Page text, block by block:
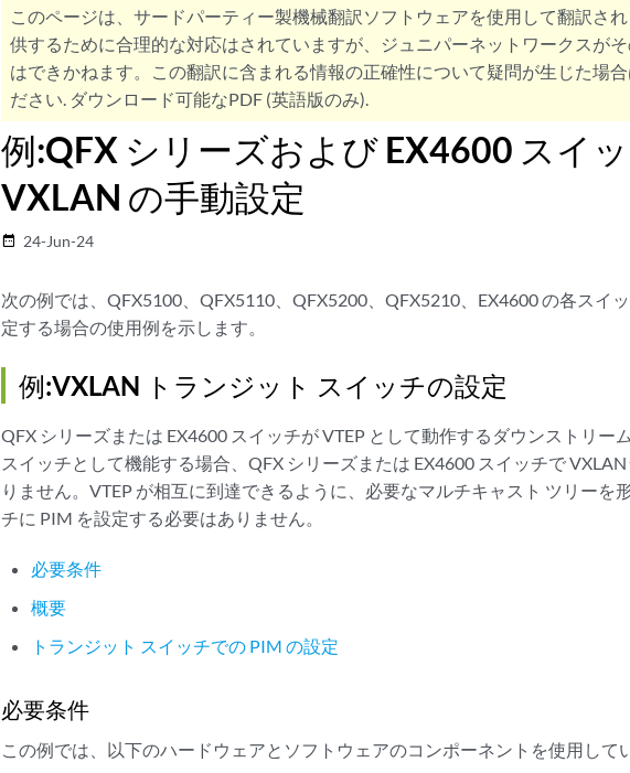
このページは、サードパーティー製機械翻訳ソフトウェアを使用して翻訳さ
供するために合理的な対応はされていますが、ジュニパーネットワークスが
はできかねます。この翻訳に含まれる情報の正確性について疑問が生じた場
ださい. ダウンロード可能なPDF (英語版のみ).
例:QFX シリーズおよび EX4600 スイ
VXLAN の手動設定
date_range 24-Jun-24
次の例では、QFX5100、QFX5110、QFX5200、QFX5210、EX4600 の各スイ
定する場合の使用例を示します。
例:VXLAN トランジット スイッチの設定
QFX シリーズまたは EX4600 スイッチが VTEP として動作するダウンストリー
スイッチとして機能する場合、QFX シリーズまたは EX4600 スイッチで
りません。VTEP が相互に到達できるように、必要なマルチキャスト ツリーを
チに PIM を設定する必要はありません。
必要条件
概要
トランジット スイッチでの PIM の設定
必要条件
この例では、以下のハードウェアとソフトウェアのコンポーネントを使用して